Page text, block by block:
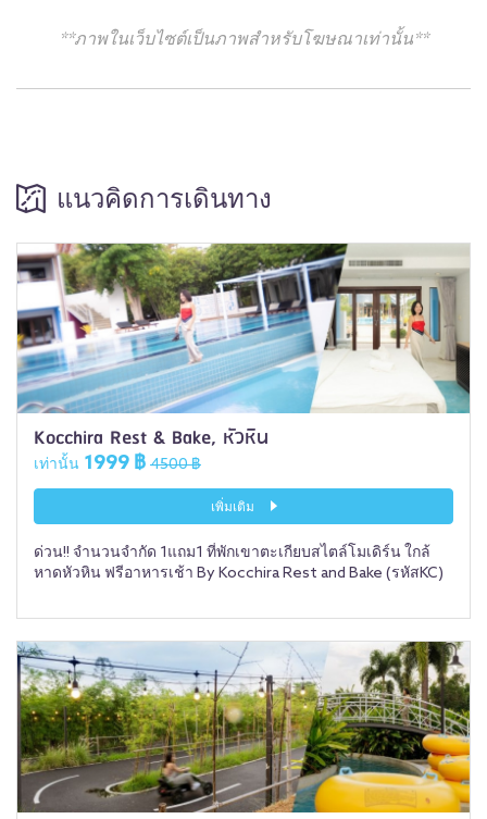
**ภาพในเว็บไซต์เป็นภาพสำหรับโฆษณาเท่านั้น**
แนวคิดการเดินทาง
Kocchira Rest & Bake, หัวหิน
เท่านั้น 1999 ฿ 4500 ฿
เพิ่มเติม
ด่วน!! จำนวนจำกัด 1แถม1 ที่พักเขาตะเกียบสไตล์โมเดิร์น ใกล้
หาดหัวหิน ฟรีอาหารเช้า By Kocchira Rest and Bake (รหัสKC)